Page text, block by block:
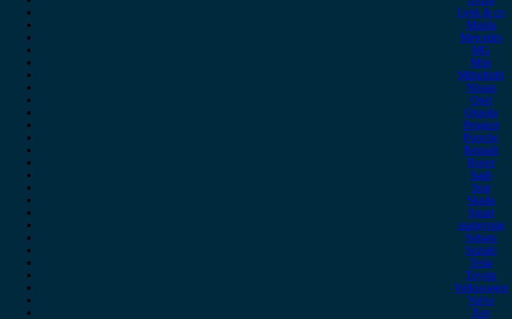
Lynk & co
Mazda
Mercedes
MG
Mini
Mitsubishi
Nissan
Opel
Omoda
Peugeot
Porsche
Renault
Rover
Saab
Seat
Skoda
Smart
ssangyong
Subaru
Suzuki
Tesla
Toyota
Volkswagen
Volvo
Xev